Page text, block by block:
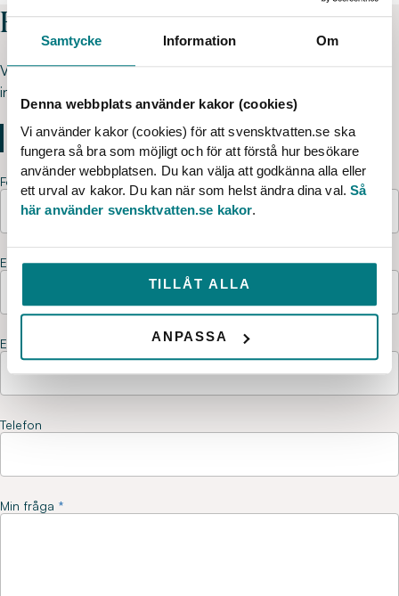
Samtycke Information Om
Denna webbplats använder kakor (cookies)
Vi använder kakor (cookies) för att svensktvatten.se ska
fungera så bra som möjligt och för att förstå hur besökare
använder webbplatsen. Du kan välja att godkänna alla eller
ett urval av kakor. Du kan när som helst ändra dina val.Så
här använder svensktvatten.se kakor.
TILLÅT ALLA
ANPASSA
Har du frågor?
Välkommen att kontakta oss kring deltagaranmälan och
innehåll. Ring 08-506 002 00 eller skicka oss din fråga här.
Förnamn
Efternamn
E-post
Telefon
Min fråga